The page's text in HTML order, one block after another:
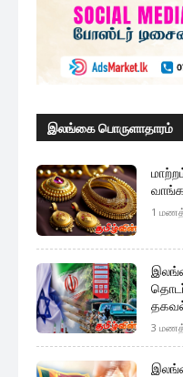
இலங்கை பொருளாதாரம்
1
3